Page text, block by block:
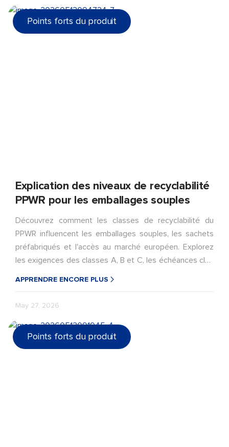
Points forts du produit
Explication des niveaux de recyclabilité
PPWR pour les emballages souples
Découvrez comment les classes de recyclabilité du
PPWR influencent les emballages souples, les sachets
préfabriqués et l'accès au marché européen. Explorez
les exigences des classes A, B et C, les échéances clés
APPRENDRE ENCORE PLUS
May 27, 2026
Points forts du produit